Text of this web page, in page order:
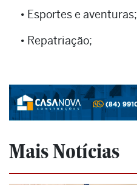
• Esportes e aventuras;
• Repatriação;
Mais Notícias